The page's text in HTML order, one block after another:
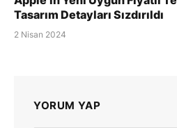
Tasarım Detayları Sızdırıldı
2 Nisan 2024
YORUM YAP